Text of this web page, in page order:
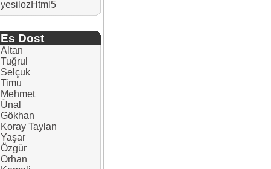
yesilozHtml5
Es Dost
Altan
Tuğrul
Selçuk
Timu
Mehmet
Ünal
Gökhan
Koray Taylan
Yaşar
Özgür
Orhan